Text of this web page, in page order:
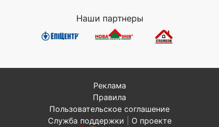
Наши партнеры
Реклама
Правила
Пользовательское соглашение
Служба поддержки
О проекте